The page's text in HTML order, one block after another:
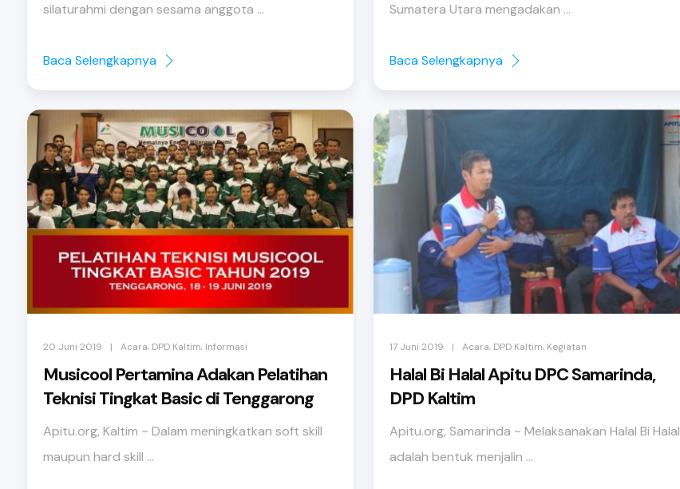
silaturahmi dengan sesama anggota ...
Baca Selengkapnya
Sumatera Utara mengadakan ...
Baca Selengkapnya
20 Juni 2019 | Acara, DPD Kaltim, Informasi
Musicool Pertamina Adakan Pelatihan
Teknisi Tingkat Basic di Tenggarong
Apitu.org, Kaltim ~ Dalam meningkatkan soft skill
maupun hard skill ...
17 Juni 2019 | Acara, DPD Kaltim, Kegiatan
Halal Bi Halal Apitu DPC Samarinda,
DPD Kaltim
Apitu.org, Samarinda ~ Melaksanakan Halal Bi Halal
adalah bentuk menjalin ...